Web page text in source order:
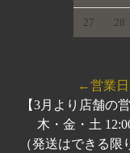
27 28
←営業日
【3月より店舗
木・金・土
（発送はできる